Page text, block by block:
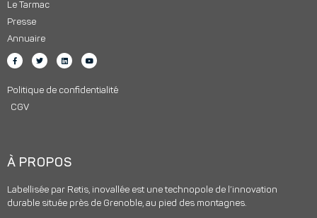
Le Tarmac
Presse
Annuaire
Politique de confidentialité
CGV
À PROPOS
Labellisée par Retis, inovallée est une technopole de l’innovation
durable située près de Grenoble, au pied des montagnes.